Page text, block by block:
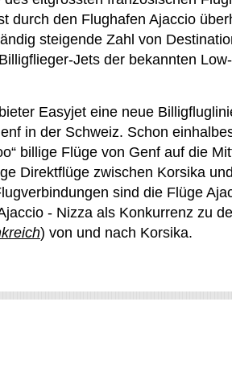
durch den Flughafen Ajaccio
steigende Zahl von
Jets der bekannten
Easyjet eine neue
in der Schweiz. Schon
billige Flüge von Genf auf die
Direktflüge zwischen Korsika
sind die Flüge
- Nizza als Konkurrenz zu
) von und nach Korsika.